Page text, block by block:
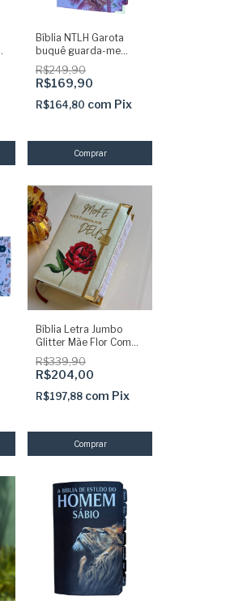
Bíblia NTLH Garota
buquê guarda-me
Senhor com Abas
Adesivas Capa dura
acolchoada + elastico
+ marca paginas glitter
R$249,90
R$169,90
R$164,80 com Pix
Bíblia Letra Jumbo
Glitter Mãe Flor Com
Abas Adesivas Elastico
e Harpa
R$339,90
R$204,00
R$197,88 com Pix